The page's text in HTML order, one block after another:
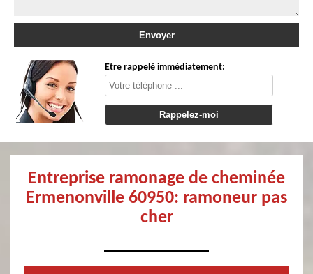
Etre rappelé immédiatement:
Entreprise ramonage de cheminée
Ermenonville 60950: ramoneur pas
cher